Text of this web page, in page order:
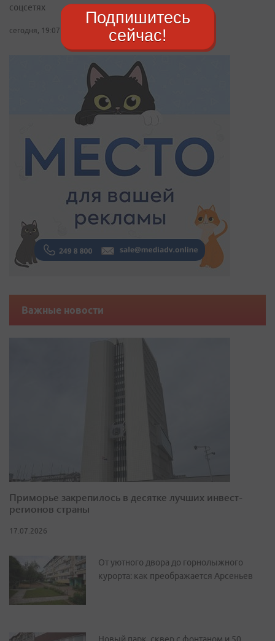
соцсетях
сегодня, 19:07
Важные новости
Приморье закрепилось в десятке лучших инвест-
регионов страны
17.07.2026
От уютного двора до горнолыжного
курорта: как преображается Арсеньев
Подпишитесь
сейчас!